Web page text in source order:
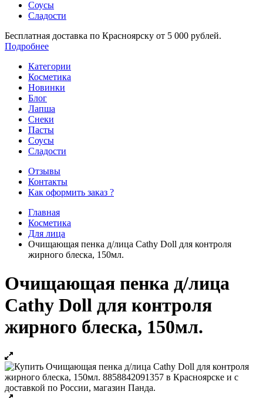
Соусы
Сладости
Бесплатная доставка по Красноярску от 5 000 рублей.
Подробнее
Категории
Косметика
Новинки
Блог
Лапша
Снеки
Пасты
Соусы
Сладости
Отзывы
Контакты
Как оформить заказ ?
Главная
Косметика
Для лица
Очищающая пенка д/лица Cathy Doll для контроля
жирного блеска, 150мл.
Очищающая пенка д/лица
Cathy Doll для контроля
жирного блеска, 150мл.